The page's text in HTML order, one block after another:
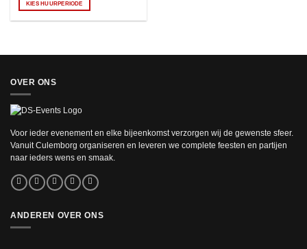
KIES HUURPERIODE
OVER ONS
Voor ieder evenement en elke bijeenkomst verzorgen wij de gewenste sfeer.
Vanuit Culemborg organiseren en leveren we complete feesten en partijen
naar ieders wens en smaak.
ANDEREN OVER ONS